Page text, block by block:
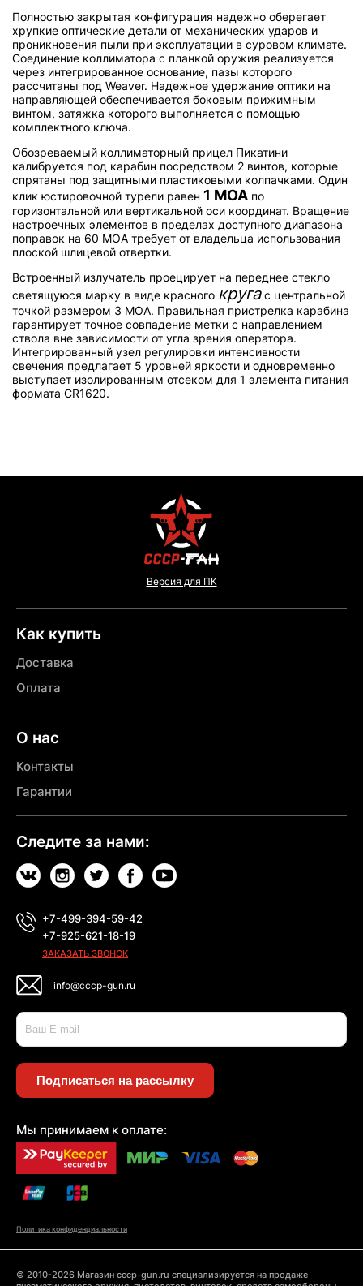
Полностью закрытая конфигурация надежно оберегает
хрупкие оптические детали от механических ударов и
проникновения пыли при эксплуатации в суровом климате.
Соединение коллиматора с планкой оружия реализуется
через интегрированное основание, пазы которого
рассчитаны под Weaver. Надежное удержание оптики на
направляющей обеспечивается боковым прижимным
винтом, затяжка которого выполняется с помощью
комплектного ключа.
Обозреваемый коллиматорный прицел Пикатини
калибруется под карабин посредством 2 винтов, которые
спрятаны под защитными пластиковыми колпачками. Один
клик юстировочной турели равен 1 МОА по
горизонтальной или вертикальной оси координат. Вращение
настроечных элементов в пределах доступного диапазона
поправок на 60 MOA требует от владельца использования
плоской шлицевой отвертки.
Встроенный излучатель проецирует на переднее стекло
светящуюся марку в виде красного кругас центральной
точкой размером 3 MOA. Правильная пристрелка карабина
гарантирует точное совпадение метки с направлением
ствола вне зависимости от угла зрения оператора.
Интегрированный узел регулировки интенсивности
свечения предлагает 5 уровней яркости и одновременно
выступает изолированным отсеком для 1 элемента питания
формата CR1620.
Версия для ПК
Как купить
Доставка
Оплата
О нас
Контакты
Гарантии
Следите за нами:
+7-499-394-59-42
+7-925-621-18-19
ЗАКАЗАТЬ ЗВОНОК
info@cccp-gun.ru
Подписаться на рассылку
Мы принимаем к оплате:
Политика конфиденциальности
© 2010-2026 Магазин cccp-gun.ru специализируется на продаже